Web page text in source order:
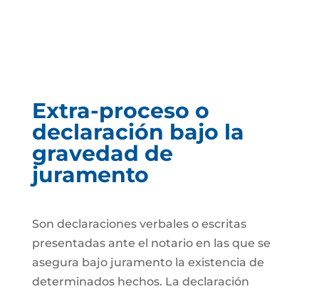
Extra-proceso o
declaración bajo la
gravedad de
juramento
Son declaraciones verbales o escritas
presentadas ante el notario en las que se
asegura bajo juramento la existencia de
determinados hechos. La declaración